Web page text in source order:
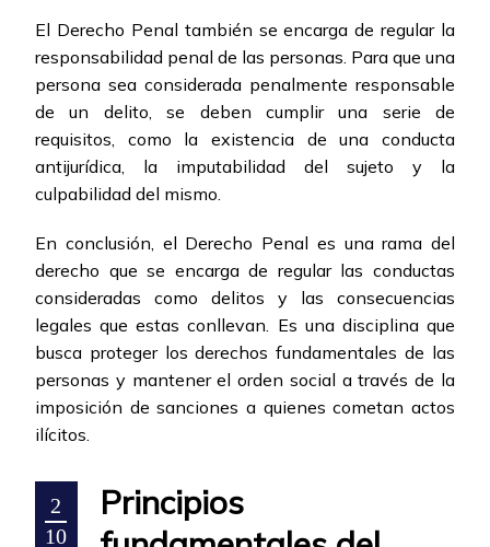
El Derecho Penal también se encarga de regular la
responsabilidad penal de las personas. Para que una
persona sea considerada penalmente responsable
de un delito, se deben cumplir una serie de
requisitos, como la existencia de una conducta
antijurídica, la imputabilidad del sujeto y la
culpabilidad del mismo.
En conclusión, el Derecho Penal es una rama del
derecho que se encarga de regular las conductas
consideradas como delitos y las consecuencias
legales que estas conllevan. Es una disciplina que
busca proteger los derechos fundamentales de las
personas y mantener el orden social a través de la
imposición de sanciones a quienes cometan actos
ilícitos.
2
10
Principios